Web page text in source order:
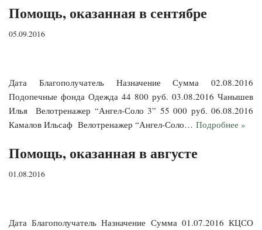
Помощь, оказанная в сентябре
05.09.2016
Дата Благополучатель Назначение Сумма 02.08.2016
Подопечные фонда Одежда 44 800 руб. 03.08.2016 Чанышев
Илья Велотренажер “Ангел-Соло 3” 55 000 руб. 06.08.2016
Камалов Ильсаф Велотренажер “Ангел-Соло… Подробнее »
Помощь, оказанная в августе
01.08.2016
Дата Благополучатель Назначение Сумма 01.07.2016 КЦСО